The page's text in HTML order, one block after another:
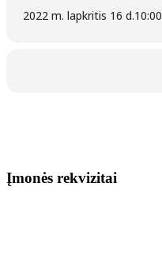
2022 m. lapkritis 16 d.10:00
Įmonės rekvizitai